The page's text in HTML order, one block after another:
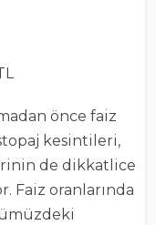
önce faiz
stopaj kesintileri,
de dikkatlice
Faiz oranlarında